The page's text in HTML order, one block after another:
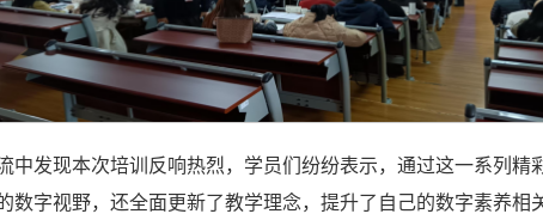
中发现本次培训反响热烈，学员们纷纷表示，通过这一系列精
数字视野，还全面更新了教学理念，提升了自己的数字素养相